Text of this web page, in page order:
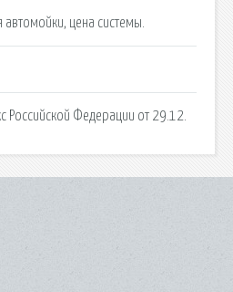
цена системы.
Российской Федерации от 29.12.